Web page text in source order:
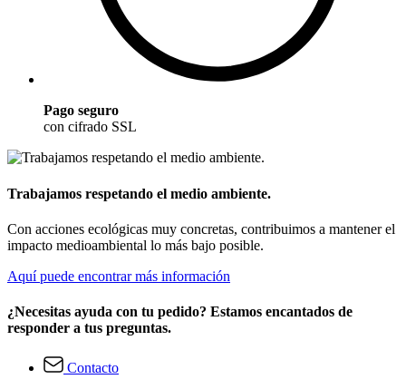
Pago seguro
con cifrado SSL
Trabajamos respetando el medio ambiente.
Con acciones ecológicas muy concretas, contribuimos a mantener el
impacto medioambiental lo más bajo posible.
Aquí puede encontrar más información
¿Necesitas ayuda con tu pedido? Estamos encantados de
responder a tus preguntas.
Contacto